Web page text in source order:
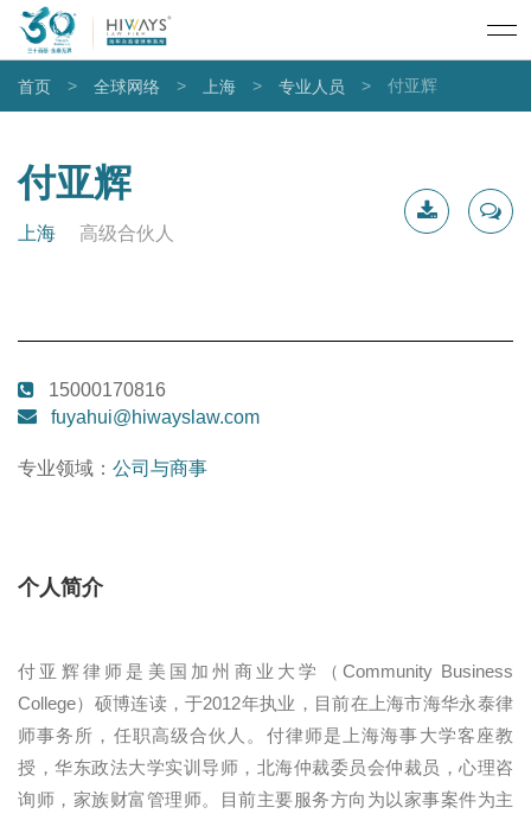
首页 > 全球网络 > 上海 > 专业人员 > 付亚辉
付亚辉
上海 高级合伙人
15000170816
fuyahui@hiwayslaw.com
专业领域： 公司与商事
个人简介
付亚辉律师是美国加州商业大学（Community Business
College）硕博连读，于2012年执业，目前在上海市海华永泰律
师事务所，任职高级合伙人。付律师是上海海事大学客座教
授，华东政法大学实训导师，北海仲裁委员会仲裁员，心理咨
询师，家族财富管理师。目前主要服务方向为以家事案件为主